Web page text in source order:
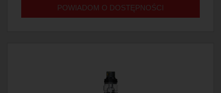
POWIADOM O DOSTĘPNOŚCI